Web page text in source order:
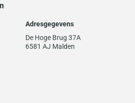
Adresgegevens
De Hoge Brug 37A
6581 AJ Malden